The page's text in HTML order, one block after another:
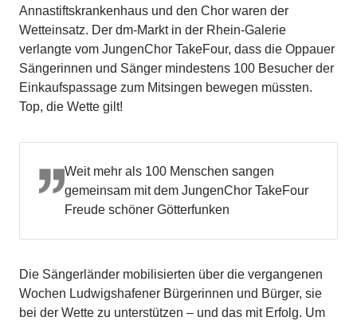
Annastiftskrankenhaus und den Chor waren der
Wetteinsatz. Der dm-Markt in der Rhein-Galerie
verlangte vom JungenChor TakeFour, dass die Oppauer
Sängerinnen und Sänger mindestens 100 Besucher der
Einkaufspassage zum Mitsingen bewegen müssten.
Top, die Wette gilt!
Weit mehr als 100 Menschen sangen
gemeinsam mit dem JungenChor TakeFour
Freude schöner Götterfunken
Die Sängerländer mobilisierten über die vergangenen
Wochen Ludwigshafener Bürgerinnen und Bürger, sie
bei der Wette zu unterstützen – und das mit Erfolg. Um